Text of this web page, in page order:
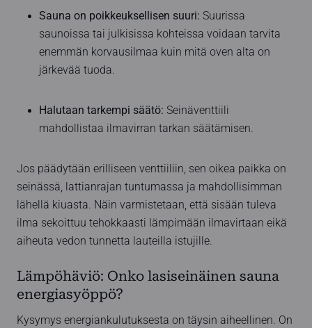
Sauna on poikkeuksellisen suuri: Suurissa
saunoissa tai julkisissa kohteissa voidaan tarvita
enemmän korvausilmaa kuin mitä oven alta on
järkevää tuoda.
Halutaan tarkempi säätö: Seinäventtiili
mahdollistaa ilmavirran tarkan säätämisen.
Jos päädytään erilliseen venttiiliin, sen oikea paikka on
seinässä, lattianrajan tuntumassa ja mahdollisimman
lähellä kiuasta. Näin varmistetaan, että sisään tuleva
ilma sekoittuu tehokkaasti lämpimään ilmavirtaan eikä
aiheuta vedon tunnetta lauteilla istujille.
Lämpöhäviö: Onko lasiseinäinen sauna
energiasyöppö?
Kysymys energiankulutuksesta on täysin aiheellinen. On